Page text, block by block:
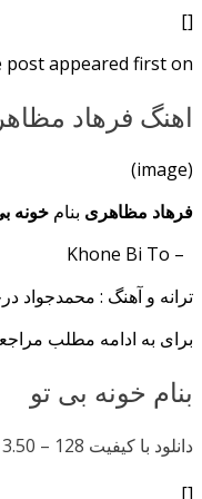
[]
post appeared first on .
اهنگ فرهاد
(image)
فرهاد مظاهری بنام خونه
– Khone Bi To
ترانه و آهنگ :
برای به ادامه مطلب
بنام خونه بی تو
دانلود با کیفیت 128 –
3.50 مگابایت
[]